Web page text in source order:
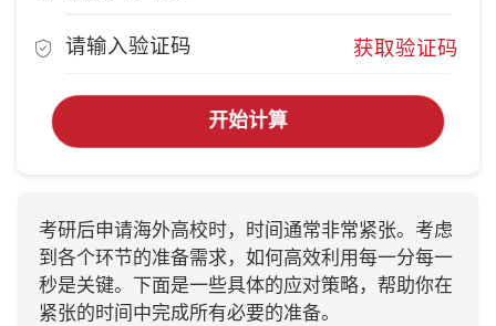
获取验证码
开始计算
考研后申请海外高校时，时间通常非常紧张。考虑
到各个环节的准备需求，如何高效利用每一分每一
秒是关键。下面是一些具体的应对策略，帮助你在
紧张的时间中完成所有必要的准备。